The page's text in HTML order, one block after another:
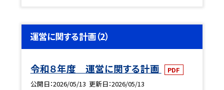
運営に関する計画（2）
令和８年度 運営に関する計画
PDF
公開日 2026/05/13 更新日 2026/05/13